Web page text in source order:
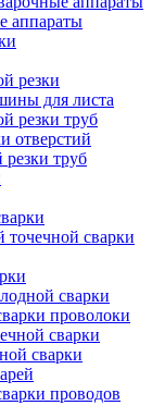
аппараты
резки
для листа
резки труб
отверстий
труб
сварки
сварки
проволоки
сварки
сварки
проводов